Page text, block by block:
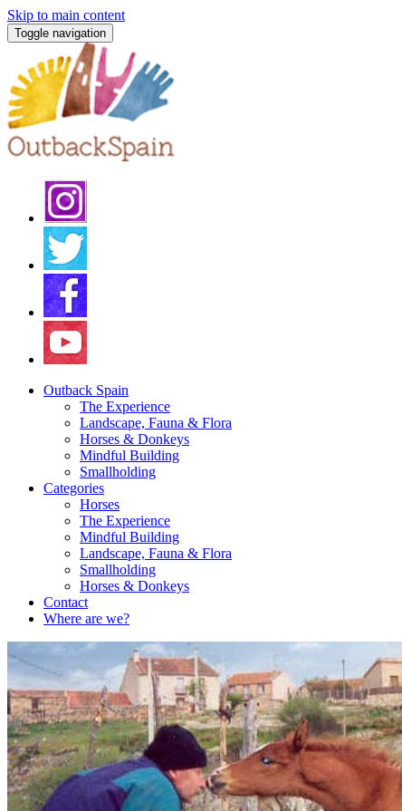
Skip to main content
Toggle navigation
Outback Spain
The Experience
Landscape, Fauna & Flora
Horses & Donkeys
Mindful Building
Smallholding
Categories
Horses
The Experience
Mindful Building
Landscape, Fauna & Flora
Smallholding
Horses & Donkeys
Contact
Where are we?